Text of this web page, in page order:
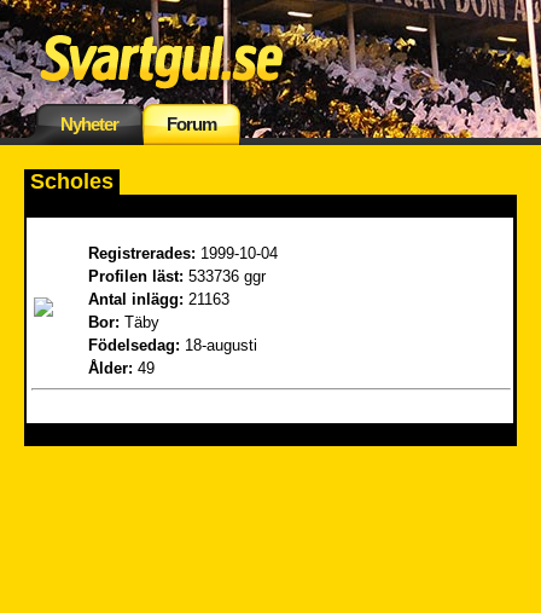
Nyheter Forum
Scholes
Registrerades: 1999-10-04
Profilen läst: 533736 ggr
Antal inlägg: 21163
Bor: Täby
Födelsedag: 18-augusti
Ålder: 49